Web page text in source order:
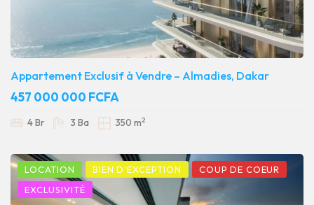
Appartement Exclusif à Vendre – Almadies, Dakar
457 000 000 FCFA
4 Br 3 Ba 350 m2
LOCATION BIEN D'EXCEPTION
COUP DE COEUR
EXCLUSIVITÉ